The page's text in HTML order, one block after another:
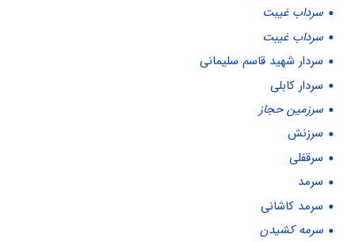
سرداب غيبت
سرداب غیبت
سردار شهید قاسم سلیمانی
سردار کابلی
سرزمين حجاز
سرزنش
سرقفلی
سرمد
سرمد کاشانی
سرمه کشیدن